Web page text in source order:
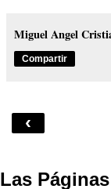
Miguel Angel
Compartir
‹
Las